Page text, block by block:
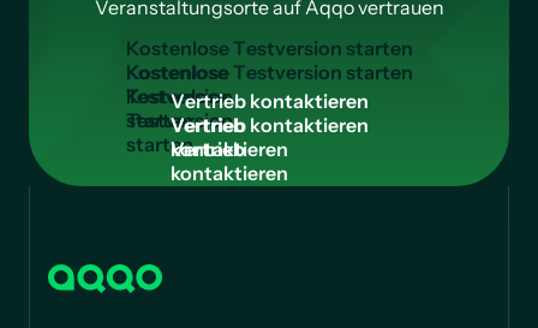
Veranstaltungsorte auf Aqqo vertrauen
KostenloseTestversion starten
Kostenlose
Testversion
starten
Vertrieb kontaktieren
Vertrieb
kontaktieren